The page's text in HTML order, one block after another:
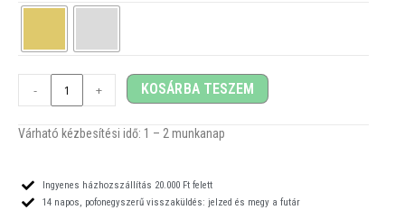
- + KOSÁRBA TESZEM
Várható kézbesítési idő: 1 – 2 munkanap
Ingyenes házhozszállítás 20.000 Ft felett
14 napos, pofonegyszerű visszaküldés: jelzed és megy a futár